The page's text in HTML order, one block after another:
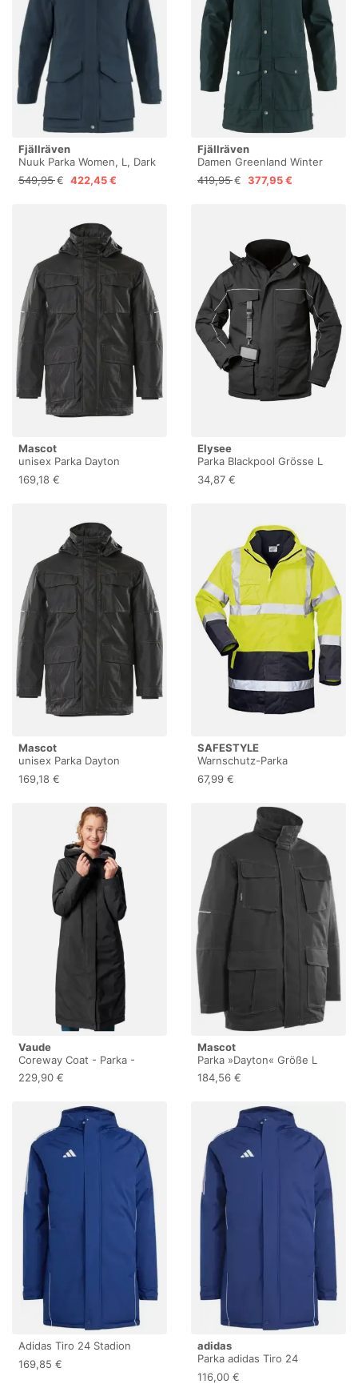
Fjällräven
Nuuk Parka Women, L, Dark
Navy
549,95 € 422,45 €
Fjällräven
Damen Greenland Winter
Parka
419,95 € 377,95 €
Mascot
unisex Parka Dayton
schwarz Grösse M (M)
(10002074195449)
169,18 €
Elysee
Parka Blackpool Grösse L
schwarz (L) (20020-2)
34,87 €
Mascot
unisex Parka Dayton
schwarz Grösse L (L)
(10002074195448)
169,18 €
SAFESTYLE
Warnschutz-Parka
"Spencer", 1 Stück, Größe
M, gelb/marine, 23548-M
67,99 €
Vaude
Coreway Coat - Parka -
Damen Black EU 40
229,90 €
Mascot
Parka »Dayton« Größe L
schwarz
184,56 €
Adidas Tiro 24 Stadion
Parka 3XL NAVBLU/WHITE
169,85 €
adidas
Parka adidas Tiro 24
Stadium - Bleu - male - Size:
3XL
116,00 €